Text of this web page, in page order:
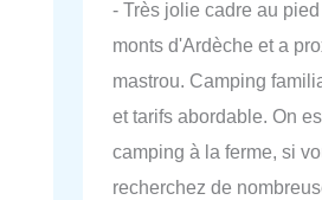
- Très jolie cadre au
monts d'Ardèche et a
mastrou. Camping
et tarifs abordable. On
camping à la ferme, si
recherchez de